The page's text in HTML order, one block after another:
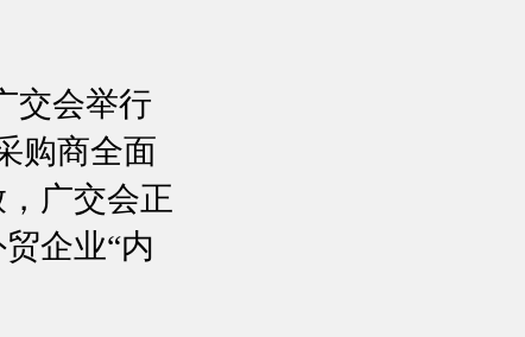
交会举行
购商全面
广交会正
企业“内